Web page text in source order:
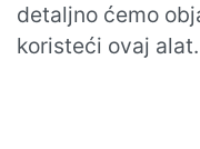
detaljno ćemo
koristeći ovaj alat.